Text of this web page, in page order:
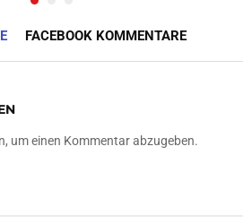
FACEBOOK KOMMENTARE
um einen Kommentar abzugeben.